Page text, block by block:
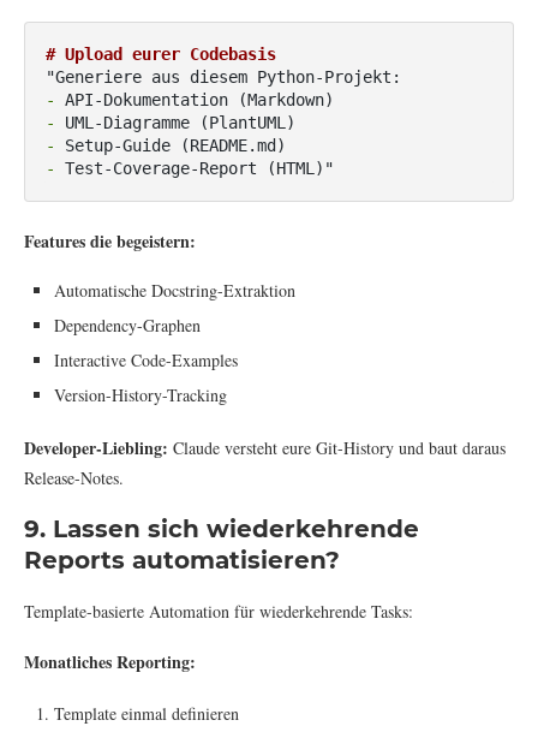
# Upload eurer Codebasis
-
-
-
- Test-Coverage-Report (HTML)"
Features die begeistern:
Automatische Docstring-Extraktion
Dependency-Graphen
Interactive Code-Examples
Version-History-Tracking
Developer-Liebling: Claude versteht eure Git-History und baut daraus
Release-Notes.
9. Lassen sich wiederkehrende
Reports automatisieren?
Template-basierte Automation für wiederkehrende Tasks:
Monatliches Reporting:
Template einmal definieren